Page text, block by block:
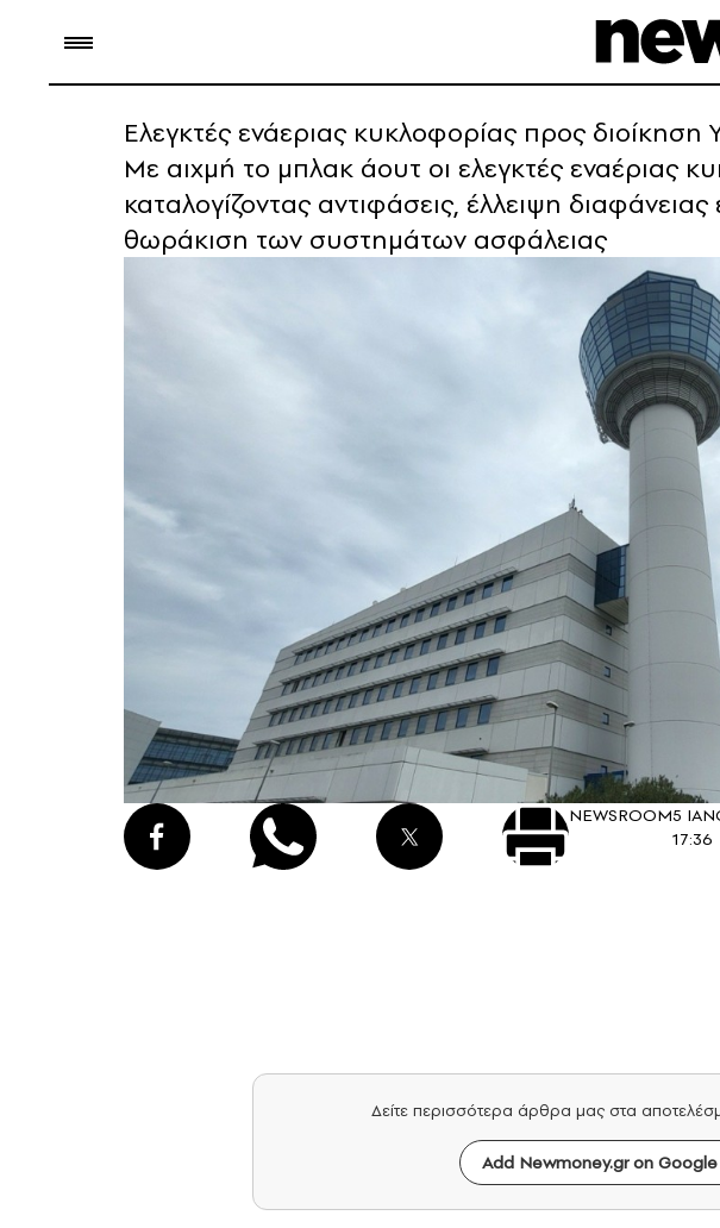
Ελεγκτές ενάεριας κυκλοφορίας προς
Με αιχμή το μπλακ άουτ οι ελεγκτές εναέριας
καταλογίζοντας αντιφάσεις, έλλειψη
θωράκιση των συστημάτων ασφάλειας
NEWSROOM5
17:36
Δείτε περισσότερα άρθρα μας στα
Add Newmoney.gr on Google